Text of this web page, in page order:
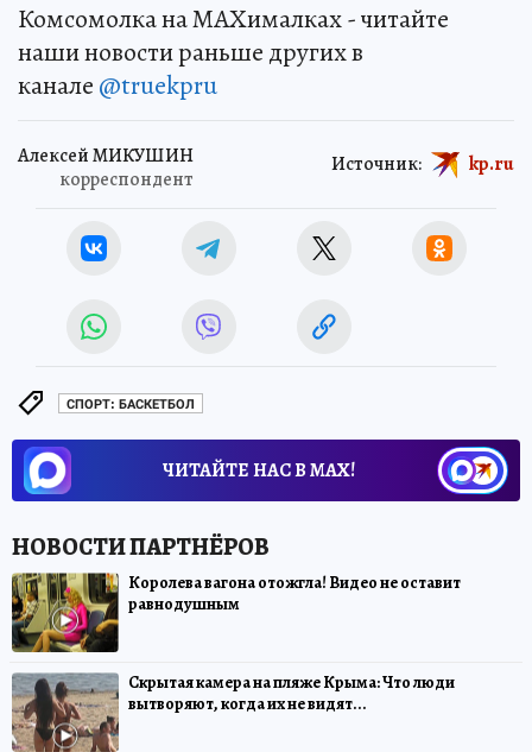
Комсомолка на MAXималках - читайте
наши новости раньше других в
канале @truekpru
Алексей МИКУШИН
корреспондент
Источник: kp.ru
СПОРТ: БАСКЕТБОЛ
ЧИТАЙТЕ НАС В МАХ!
Королева вагона отожгла! Видео не оставит
равнодушным
Скрытая камера на пляже Крыма: Что люди
вытворяют, когда их не видят...